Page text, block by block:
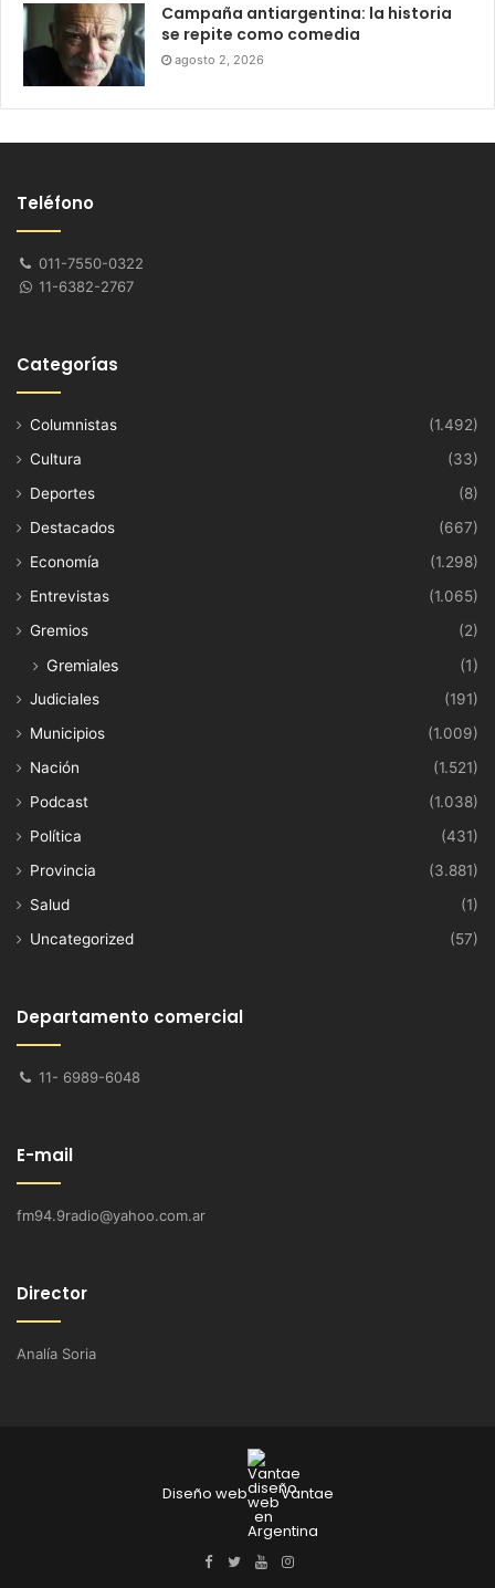
Campaña antiargentina: la historia
se repite como comedia
agosto 2, 2026
Teléfono
011-7550-0322
11-6382-2767
Categorías
Columnistas
(1.492)
Cultura
(33)
Deportes
(8)
Destacados
(667)
Economía
(1.298)
Entrevistas
(1.065)
Gremios
(2)
Gremiales (1)
Judiciales
(191)
Municipios
(1.009)
Nación
(1.521)
Podcast
(1.038)
Política
(431)
Provincia
(3.881)
Salud
(1)
Uncategorized
(57)
Departamento comercial
11- 6989-6048
E-mail
fm94.9radio@yahoo.com.ar
Director
Analía Soria
Diseño web Vantae